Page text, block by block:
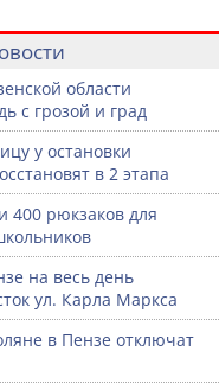
области
с грозой и град
у остановки
в 2 этапа
400 рюкзаков для
на весь день
ул. Карла Маркса
в Пензе отключат